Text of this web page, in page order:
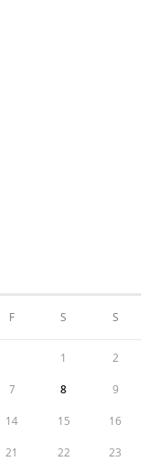
F S S
1 2
7 8 9
14 15 16
21 22 23